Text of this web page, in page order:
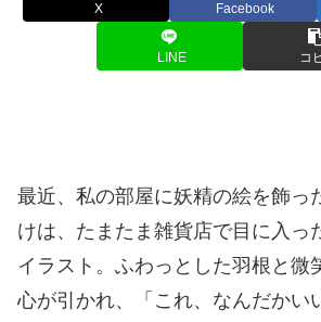
X Facebook
LINE コ
最近、私の部屋に妖精の絵を飾っ
けは、たまたま雑貨店で目に入っ
イラスト。ふわっとした羽根と微
心が引かれ、「これ、なんだかい